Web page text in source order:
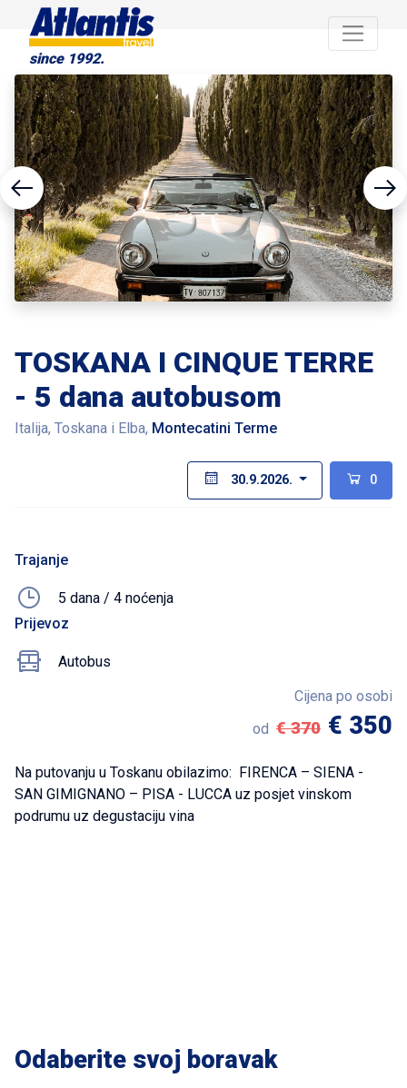
since 1992.
TOSKANA I CINQUE TERRE
- 5 dana autobusom
Italija, Toskana i Elba, Montecatini Terme
30.9.2026. 0
Trajanje
5 dana / 4 noćenja
Prijevoz
Autobus
Cijena po osobi
od € 370 € 350
Na putovanju u Toskanu obilazimo: FIRENCA – SIENA -
SAN GIMIGNANO – PISA - LUCCA uz posjet vinskom
podrumu uz degustaciju vina
Odaberite svoj boravak